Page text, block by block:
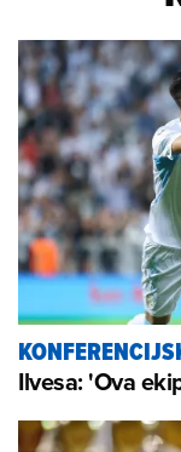
Ilvesa: 'Ova